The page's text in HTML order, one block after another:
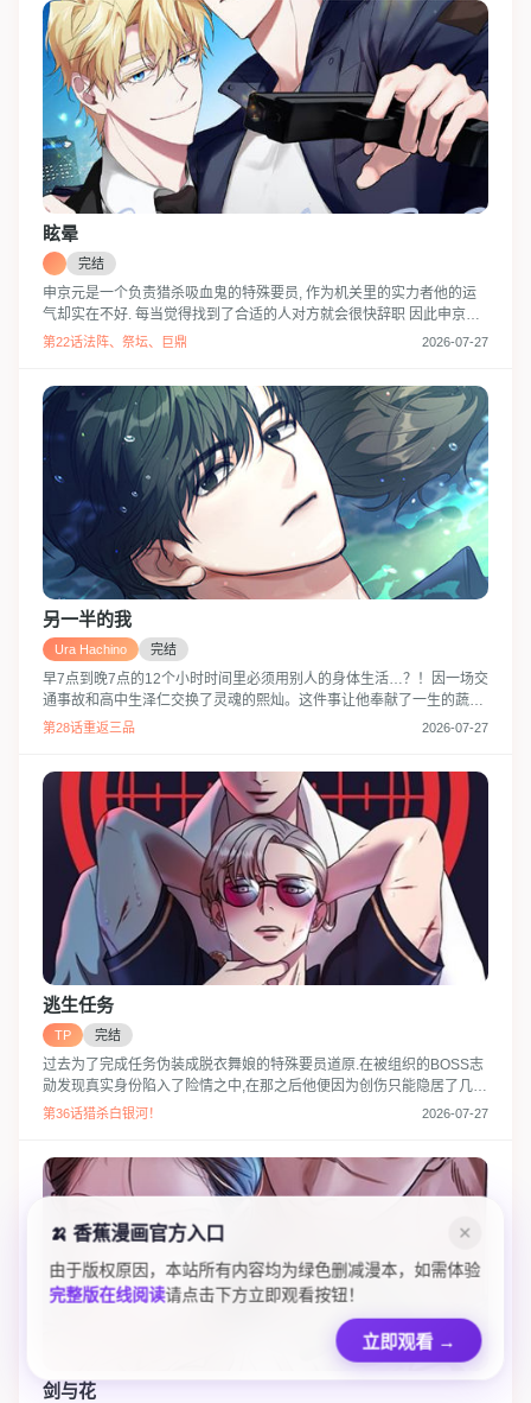
眩晕
完结
申京元是一个负责猎杀吸血鬼的特殊要员, 作为机关里的实力者他的运
气却实在不好. 每当觉得找到了合适的人对方就会很快辞职 因此申京元
也决心不再找什么搭档… 但偏偏这时候一个在训练所测试时表现出色的
故意对他愈发冷淡. 但是吉斯却像只小狗一样笑嘻嘻的,每天跟在申京元
的身后
第22话法阵、祭坛、巨鼎 2026-07-27
另一半的我
Ura Hachino 完结
早7点到晚7点的12个小时时间里必须用别人的身体生活…？！因一场交
通事故和高中生泽仁交换了灵魂的熙灿。这件事让他奉献了一生的蔬菜
事业陷入倒闭危机！为了找回自己的身体，熙灿去到了泽仁所在的高
样…？！困难重重，究竟熙灿能够找回自己的身体吗？
第28话重返三品 2026-07-27
逃生任务
TP 完结
过去为了完成任务伪装成脱衣舞娘的特殊要员道原.在被组织的BOSS志
勋发现真实身份陷入了险情之中,在那之后他便因为创伤只能隐居了几
年.好不容易整理好自己的思绪决定重新开始的道原去面试了一份新的工
心要得到的东西就绝对不会放手的.”
第36话猎杀白银河！ 2026-07-27
剑与花
🍌 香蕉漫画官方入口 ✕
由于版权原因，本站所有内容均为绿色删减漫本，如需体验
完整版在线阅读请点击下方立即观看按钮！
立即观看 →